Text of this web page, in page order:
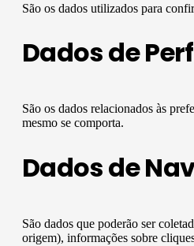
São os dados utilizados para
Dados de
São os dados relacionados às
mesmo se comporta.
Dados de
São dados que poderão ser
origem), informações sobre